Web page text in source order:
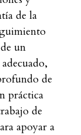
de la
un
de
práctica
de
apoyar a